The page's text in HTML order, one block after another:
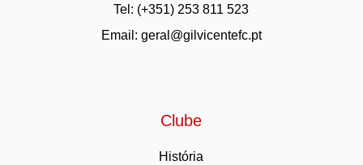
Tel: (+351) 253 811 523
Email: geral@gilvicentefc.pt
Clube
História